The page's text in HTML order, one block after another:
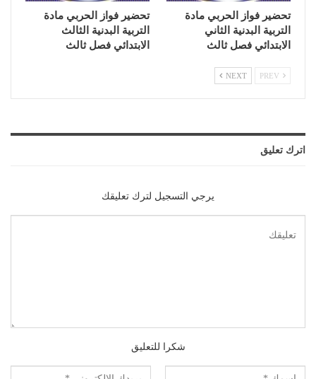
تحضير فواز الحربي مادة
التربية البدنية الثاني
الابتدائي فصل ثالث
تحضير فواز الحربي مادة
التربية البدنية الثالث
الابتدائي فصل ثالث
NEXT
اترك تعليق
يرجي التسجيل لترك تعليقك
شكرا للتعليق